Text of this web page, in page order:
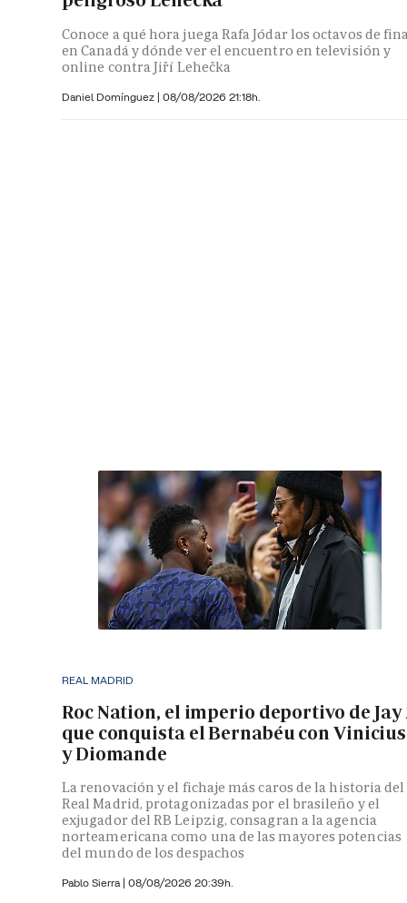
Conoce a qué hora juega Rafa Jódar los octavos de
en Canadá y dónde ver el encuentro en televisión y
online contra Jiří Lehečka
Daniel Domínguez | 08/08/2026 21:18h.
REAL MADRID
Roc Nation, el imperio deportivo de Jay
que conquista el Bernabéu con Vinicius
y Diomande
La renovación y el fichaje más caros de la historia del
Real Madrid, protagonizadas por el brasileño y el
exjugador del RB Leipzig, consagran a la agencia
norteamericana como una de las mayores potencias
del mundo de los despachos
Pablo Sierra | 08/08/2026 20:39h.